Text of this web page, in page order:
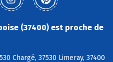
(37400) est proche de
Chargé, 37530 Limeray, 37400